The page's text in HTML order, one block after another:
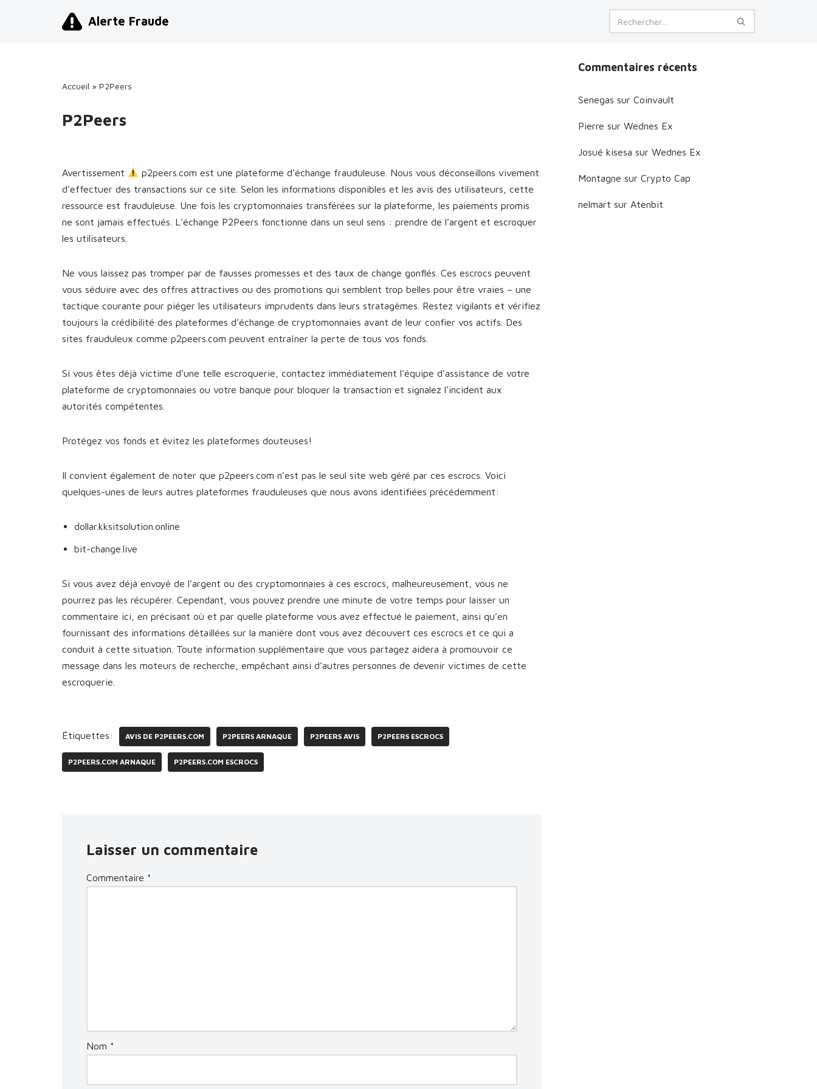
Alerte Fraude
Accueil » P2Peers
P2Peers
Avertissement
p2peers.com est une plateforme d’échange frauduleuse. Nous vous déconseillons vivement
d’effectuer des transactions sur ce site. Selon les informations disponibles et les avis des utilisateurs, cette
ressource est frauduleuse. Une fois les cryptomonnaies transférées sur la plateforme, les paiements promis
ne sont jamais effectués. L’échange P2Peers fonctionne dans un seul sens : prendre de l’argent et escroquer
les utilisateurs.
Ne vous laissez pas tromper par de fausses promesses et des taux de change gonflés. Ces escrocs peuvent
vous séduire avec des offres attractives ou des promotions qui semblent trop belles pour être vraies – une
tactique courante pour piéger les utilisateurs imprudents dans leurs stratagèmes. Restez vigilants et vérifiez
toujours la crédibilité des plateformes d’échange de cryptomonnaies avant de leur confier vos actifs. Des
sites frauduleux comme p2peers.com peuvent entraîner la perte de tous vos fonds.
Si vous êtes déjà victime d’une telle escroquerie, contactez immédiatement l’équipe d’assistance de votre
plateforme de cryptomonnaies ou votre banque pour bloquer la transaction et signalez l’incident aux
autorités compétentes.
Protégez vos fonds et évitez les plateformes douteuses!
Il convient également de noter que p2peers.com n’est pas le seul site web géré par ces escrocs. Voici
quelques-unes de leurs autres plateformes frauduleuses que nous avons identifiées précédemment:
dollar.kksitsolution.online
bit-change.live
Si vous avez déjà envoyé de l’argent ou des cryptomonnaies à ces escrocs, malheureusement, vous ne
pourrez pas les récupérer. Cependant, vous pouvez prendre une minute de votre temps pour laisser un
commentaire ici, en précisant où et par quelle plateforme vous avez effectué le paiement, ainsi qu’en
fournissant des informations détaillées sur la manière dont vous avez découvert ces escrocs et ce qui a
conduit à cette situation. Toute information supplémentaire que vous partagez aidera à promouvoir ce
message dans les moteurs de recherche, empêchant ainsi d’autres personnes de devenir victimes de cette
escroquerie.
Étiquettes: AVIS DE P2PEERS.COM P2PEERS ARNAQUE P2PEERS AVIS P2PEERS ESCROCS
P2PEERS.COM ARNAQUE P2PEERS.COM ESCROCS
Laisser un commentaire
Commentaire *
Nom *
Commentaires récents
Senegas sur Coinvault
Pierre sur Wednes Ex
Josué kisesa sur Wednes Ex
Montagne sur Crypto Cap
nelmart sur Atenbit